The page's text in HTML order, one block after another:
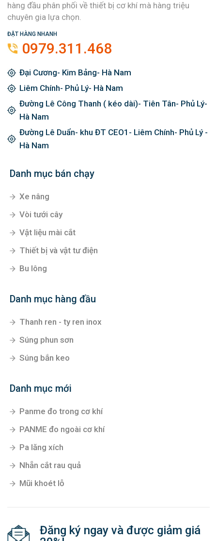
hàng đầu phân phối về thiết bị cơ khí mà hàng triệu
chuyên gia lựa chọn.
ĐẶT HÀNG NHANH
0979.311.468
Đại Cương- Kim Bảng- Hà Nam
Liêm Chính- Phủ Lý- Hà Nam
Đường Lê Công Thanh ( kéo dài)- Tiên Tân- Phủ Lý-
Hà Nam
Đường Lê Duẩn- khu ĐT CEO1- Liêm Chính- Phủ Lý -
Hà Nam
Danh mục bán chạy
Xe nâng
Vòi tưới cây
Vật liệu mài cắt
Thiết bị và vật tư điện
Bu lông
Danh mục hàng đầu
Thanh ren - ty ren inox
Súng phun sơn
Súng bắn keo
Danh mục mới
Panme đo trong cơ khí
PANME đo ngoài cơ khí
Pa lăng xích
Nhẵn cắt rau quả
Mũi khoét lỗ
Đăng ký ngay và được giảm giá